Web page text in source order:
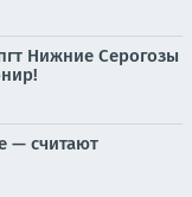
Нижние Серогозы
— считают